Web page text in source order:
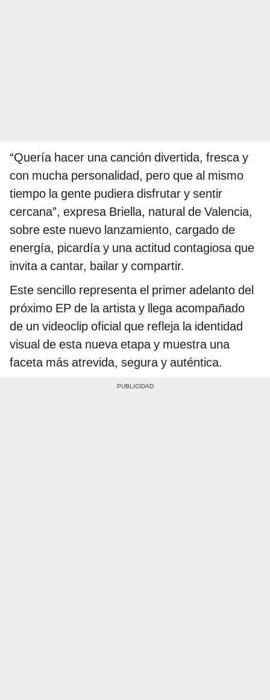
“Quería hacer una canción divertida, fresca y
con mucha personalidad, pero que al mismo
tiempo la gente pudiera disfrutar y sentir
cercana”, expresa Briella, natural de Valencia,
sobre este nuevo lanzamiento, cargado de
energía, picardía y una actitud contagiosa que
invita a cantar, bailar y compartir.
Este sencillo representa el primer adelanto del
próximo EP de la artista y llega acompañado
de un videoclip oficial que refleja la identidad
visual de esta nueva etapa y muestra una
faceta más atrevida, segura y auténtica.